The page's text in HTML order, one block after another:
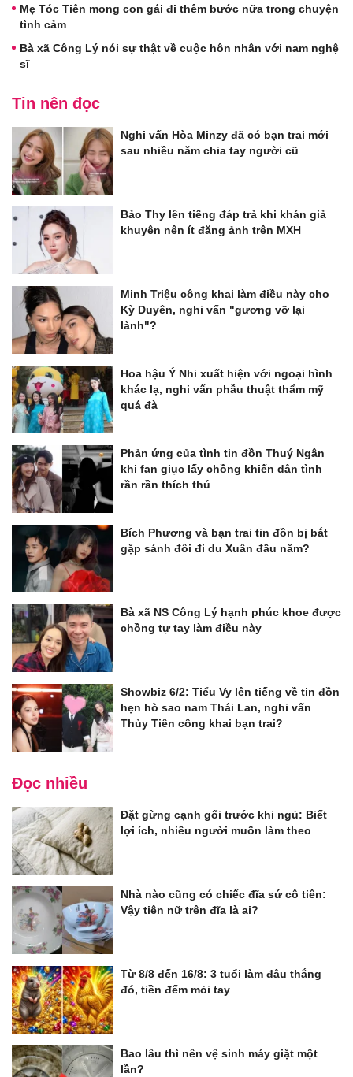
Mẹ Tóc Tiên mong con gái đi thêm bước nữa trong chuyện
tình cảm
Bà xã Công Lý nói sự thật về cuộc hôn nhân với nam nghệ
sĩ
Tin nên đọc
Nghi vấn Hòa Minzy đã có bạn trai mới
sau nhiều năm chia tay người cũ
Bảo Thy lên tiếng đáp trả khi khán giả
khuyên nên ít đăng ảnh trên MXH
Minh Triệu công khai làm điều này cho
Kỳ Duyên, nghi vấn "gương vỡ lại
lành"?
Hoa hậu Ý Nhi xuất hiện với ngoại hình
khác lạ, nghi vấn phẫu thuật thẩm mỹ
quá đà
Phản ứng của tình tin đồn Thuý Ngân
khi fan giục lấy chồng khiến dân tình
rần rần thích thú
Bích Phương và bạn trai tin đồn bị bắt
gặp sánh đôi đi du Xuân đầu năm?
Bà xã NS Công Lý hạnh phúc khoe được
chồng tự tay làm điều này
Showbiz 6/2: Tiểu Vy lên tiếng về tin đồn
hẹn hò sao nam Thái Lan, nghi vấn
Thủy Tiên công khai bạn trai?
Đọc nhiều
Đặt gừng cạnh gối trước khi ngủ: Biết
lợi ích, nhiều người muốn làm theo
Nhà nào cũng có chiếc đĩa sứ cô tiên:
Vậy tiên nữ trên đĩa là ai?
Từ 8/8 đến 16/8: 3 tuổi làm đâu thắng
đó, tiền đếm mỏi tay
Bao lâu thì nên vệ sinh máy giặt một
lần?